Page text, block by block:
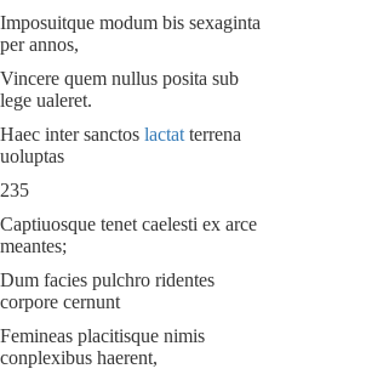
Imposuitque modum bis sexaginta
per annos,
Vincere quem nullus posita sub
lege ualeret.
Haec inter sanctos lactat terrena
uoluptas
235
Captiuosque tenet caelesti ex arce
meantes;
Dum facies pulchro ridentes
corpore cernunt
Femineas placitisque nimis
conplexibus haerent,